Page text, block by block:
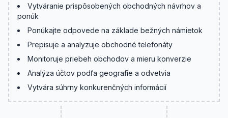
Vytváranie prispôsobených obchodných návrhov a
ponúk
Ponúkajte odpovede na základe bežných námietok
Prepisuje a analyzuje obchodné telefonáty
Monitoruje priebeh obchodov a mieru konverzie
Analýza účtov podľa geografie a odvetvia
Vytvára súhrny konkurenčných informácií